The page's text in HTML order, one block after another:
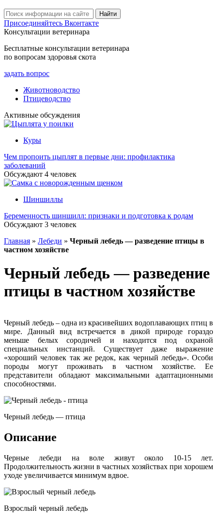
Присоединяйтесь Вконтакте
Консультации ветеринара
Бесплатные консультации ветеринара
по вопросам здоровья скота
задать вопрос
Животноводство
Птицеводство
Активные обсуждения
Куры
Чем пропоить цыплят в первые дни: профилактика
заболеваний
Обсуждают 4 человек
Шиншиллы
Беременность шиншилл: признаки и подготовка к родам
Обсуждают 3 человек
Главная » Лебеди » Черный лебедь — разведение птицы в
частном хозяйстве
Черный лебедь — разведение
птицы в частном хозяйстве
Черный лебедь – одна из красивейших водоплавающих птиц в
мире. Данный вид встречается в дикой природе гораздо
меньше белых сородичей и находится под охраной
специальных инстанций. Существует даже выражение
«хороший человек так же редок, как черный лебедь». Особи
породы могут проживать в частном хозяйстве. Ее
представители обладают максимальными адаптационными
способностями.
Черный лебедь — птица
Описание
Черные лебеди на воле живут около 10-15 лет.
Продолжительность жизни в частных хозяйствах при хорошем
уходе увеличивается минимум вдвое.
Взрослый черный лебедь